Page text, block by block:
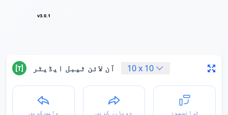
v3.0.1
آن لائن ٹیبل ایڈیٹر 10x 10
واپس کریں دوبارہ کریں ٹرانسپوز